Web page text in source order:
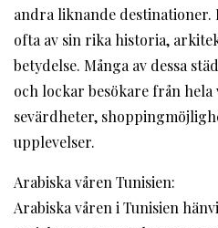
andra liknande destinationer.
ofta av sin rika historia,
betydelse. Många av dessa
och lockar besökare från hela
sevärdheter,
upplevelser.
Arabiska våren Tunisien:
Arabiska våren i Tunisien